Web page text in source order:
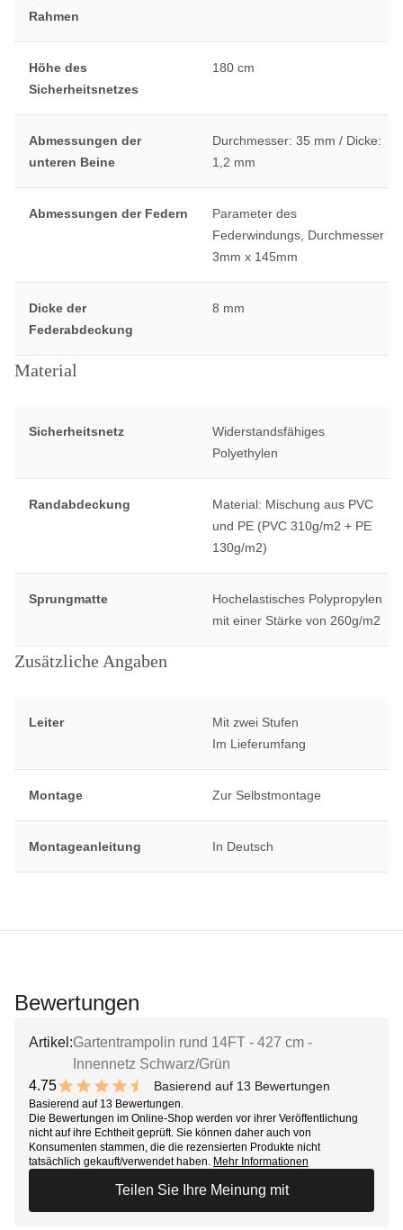
Rahmen
Höhe des
Sicherheitsnetzes
180 cm
Abmessungen der
unteren Beine
Durchmesser: 35 mm / Dicke:
1,2 mm
Abmessungen der Federn
Parameter des
Federwindungs, Durchmesser
3mm x 145mm
Dicke der
Federabdeckung
8 mm
Material
Sicherheitsnetz
Widerstandsfähiges
Polyethylen
Randabdeckung
Material: Mischung aus PVC
und PE (PVC 310g/m2 + PE
130g/m2)
Sprungmatte
Hochelastisches Polypropylen
mit einer Stärke von 260g/m2
Zusätzliche Angaben
Leiter
Mit zwei Stufen
Im Lieferumfang
Montage Zur Selbstmontage
Montageanleitung In Deutsch
Bewertungen
Artikel:Gartentrampolin rund 14FT - 427 cm -
Innennetz Schwarz/Grün
4.75
9.5 out of 10 stars
Basierend auf 13 Bewertungen
Basierend auf 13 Bewertungen.
Die Bewertungen im Online-Shop werden vor ihrer Veröffentlichung
nicht auf ihre Echtheit geprüft. Sie können daher auch von
Konsumenten stammen, die die rezensierten Produkte nicht
tatsächlich gekauft/verwendet haben. Mehr Informationen
Teilen Sie Ihre Meinung mit